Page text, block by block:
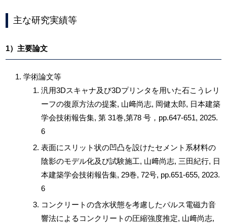
主な研究実績等
1）主要論文
学術論文等
汎用3Dスキャナ及び3Dプリンタを用いた石こうレリ
ーフの復原方法の提案, 山﨑尚志, 岡健太郎, 日本建築
学会技術報告集, 第 31巻,第78 号，pp.647-651, 2025.
6
表面にスリット状の凹凸を設けたセメント系材料の
陰影のモデル化及び試験施工, 山﨑尚志, 三田紀行, 日
本建築学会技術報告集, 29巻, 72号, pp.651-655, 2023.
6
コンクリートの含水状態を考慮したパルス電磁力音
響法によるコンクリートの圧縮強度推定, 山﨑尚志,